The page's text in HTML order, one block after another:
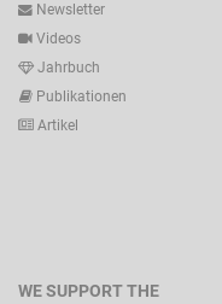
Newsletter
Videos
Jahrbuch
Publikationen
Artikel
WE SUPPORT THE